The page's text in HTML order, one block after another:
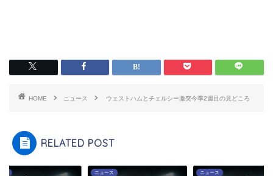
HOME ニュース ウェストハムとチェルシー激突今季2週目の見どころ
RELATED POST
ニュース ニュース